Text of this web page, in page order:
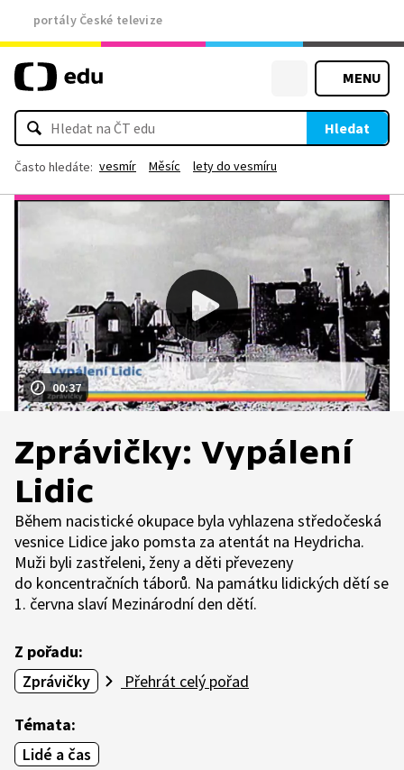
portály České televize
MENU
Hledat
Často hledáte: vesmír Měsíc lety do vesmíru
00:37
Zprávičky: Vypálení
Lidic
Během nacistické okupace byla vyhlazena středočeská
vesnice Lidice jako pomsta za atentát na Heydricha.
Muži byli zastřeleni, ženy a děti převezeny
do koncentračních táborů. Na památku lidických dětí se
1. června slaví Mezinárodní den dětí.
Z pořadu:
Zprávičky
Přehrát celý pořad
Témata:
Lidé a čas